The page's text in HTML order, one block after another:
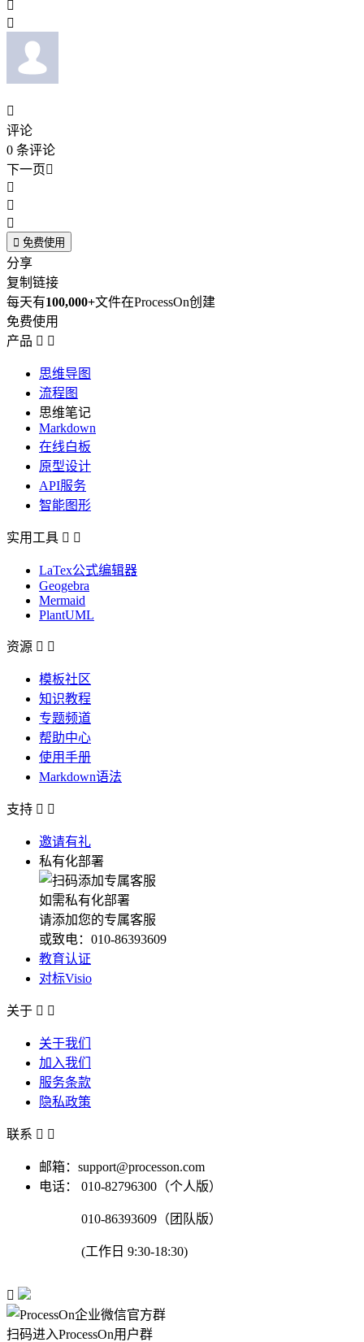



评论
0 条评论
下一页



 免费使用
分享
复制链接
每天有100,000+文件在ProcessOn创建
免费使用
产品  
思维导图
流程图
思维笔记
Markdown
在线白板
原型设计
API服务
智能图形
实用工具  
LaTex公式编辑器
Geogebra
Mermaid
PlantUML
资源  
模板社区
知识教程
专题频道
帮助中心
使用手册
Markdown语法
支持  
邀请有礼
私有化部署
如需私有化部署
请添加您的专属客服
或致电：010-86393609
教育认证
对标Visio
关于  
关于我们
加入我们
服务条款
隐私政策
联系  
邮箱：support@processon.com
电话：
010-82796300（个人版）
010-86393609（团队版）
(工作日 9:30-18:30)

扫码进入ProcessOn用户群